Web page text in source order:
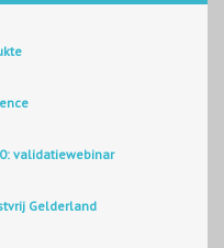
validatiewebinar
Gelderland